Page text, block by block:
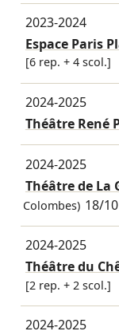
2023-2024
Espace Paris
[6 rep. + 4 scol.]
2024-2025
Théâtre René
2024-2025
Théâtre de La
Colombes) 18/10
2024-2025
Théâtre du
[2 rep. + 2 scol.]
2024-2025